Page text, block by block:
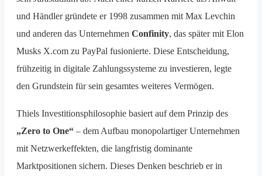
und Händler gründete er 1998 zusammen mit Max Levchin
und anderen das Unternehmen Confinity, das später mit Elon
Musks X.com zu PayPal fusionierte. Diese Entscheidung,
frühzeitig in digitale Zahlungssysteme zu investieren, legte
den Grundstein für sein gesamtes weiteres Vermögen.
Thiels Investitionsphilosophie basiert auf dem Prinzip des
„Zero to One“ – dem Aufbau monopolartiger Unternehmen
mit Netzwerkeffekten, die langfristig dominante
Marktpositionen sichern. Dieses Denken beschrieb er in